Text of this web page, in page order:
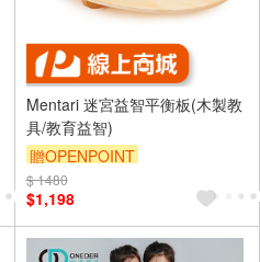
Mentari 迷宮益智平衡板(木製教
具/教育益智)
贈OPENPOINT
$ 1480
$1,198